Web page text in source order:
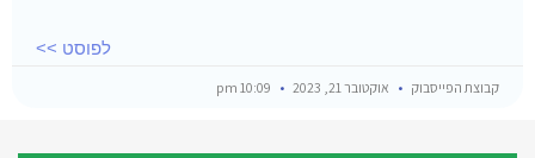
לפוסט >>
קבוצת הפייסבוק אוקטובר 21, 2023